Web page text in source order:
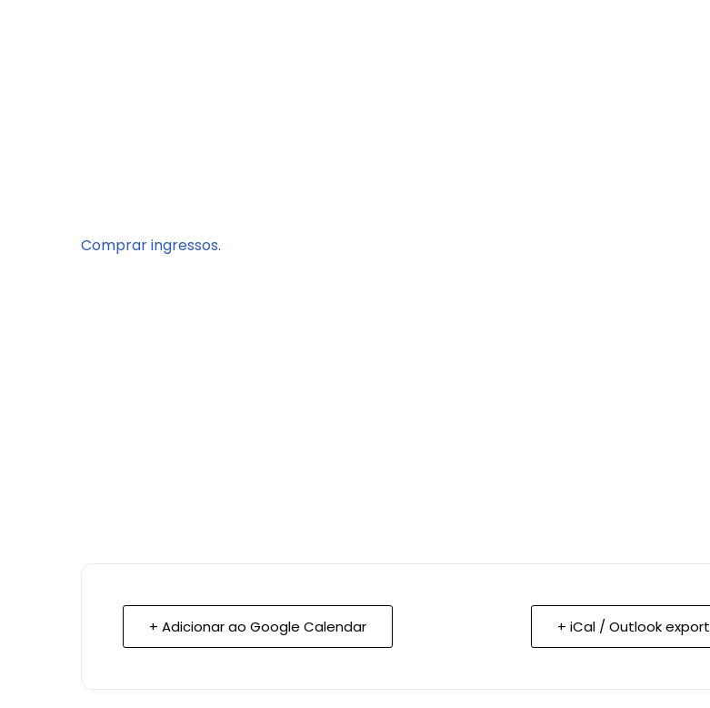
Comprar ingressos.
+ Adicionar ao Google Calendar + iCal / Outlook export